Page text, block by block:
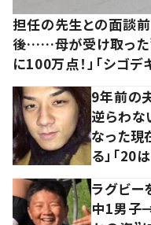
担任の先生との面談
後……母が受け取った
に100万点！」「シゴデ
9年前の
逆らわ
なった現
る」「20
ラグビー
中1男子